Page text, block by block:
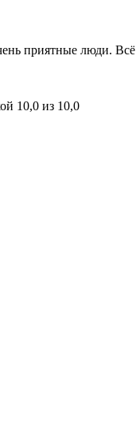
приятные люди. Всё
10,0 из 10,0